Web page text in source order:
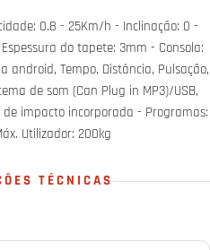
0.8 - 25Km/h - Inclinação: 0 -
do tapete: 3mm - Consola:
android, Tempo, Distância, Pulsação,
de som (Can Plug in MP3)/USB,
impacto incorporada - Programas:
Utilizador: 200kg
TÉCNICAS